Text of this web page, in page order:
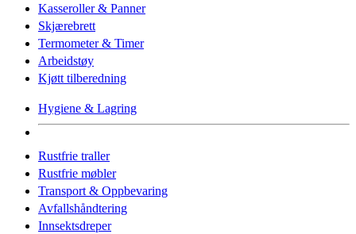
Kasseroller & Panner
Skjærebrett
Termometer & Timer
Arbeidstøy
Kjøtt tilberedning
Hygiene & Lagring
Rustfrie traller
Rustfrie møbler
Transport & Oppbevaring
Avfallshåndtering
Innsektsdreper